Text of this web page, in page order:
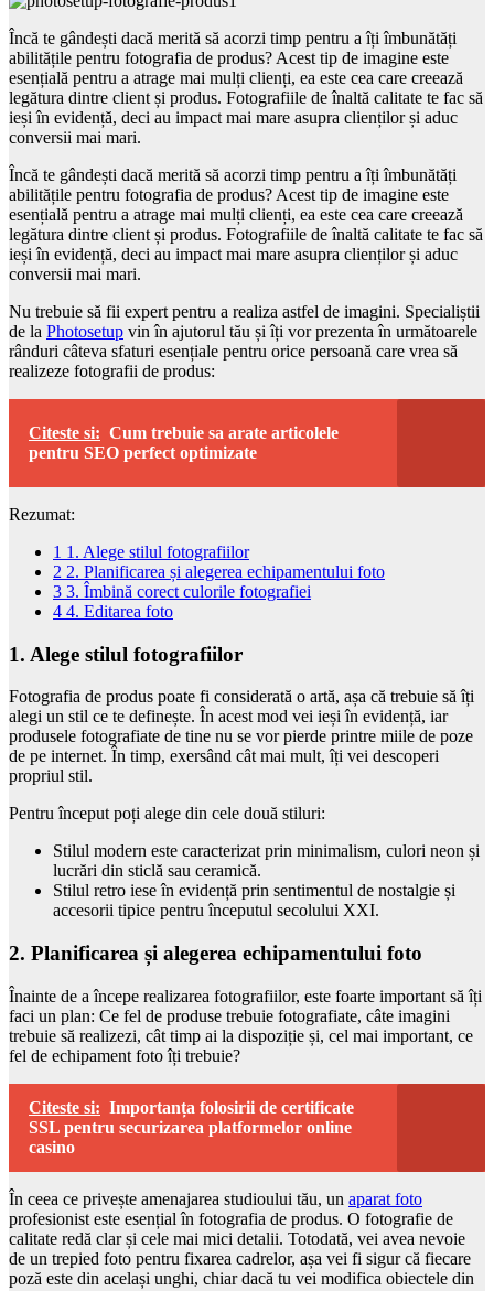
Încă te gândești dacă merită să acorzi timp pentru a îți îmbunătăți
abilitățile pentru fotografia de produs? Acest tip de imagine este
esențială pentru a atrage mai mulți clienți, ea este cea care creează
legătura dintre client și produs. Fotografiile de înaltă calitate te fac să
ieși în evidență, deci au impact mai mare asupra clienților și aduc
conversii mai mari.
Încă te gândești dacă merită să acorzi timp pentru a îți îmbunătăți
abilitățile pentru fotografia de produs? Acest tip de imagine este
esențială pentru a atrage mai mulți clienți, ea este cea care creează
legătura dintre client și produs. Fotografiile de înaltă calitate te fac să
ieși în evidență, deci au impact mai mare asupra clienților și aduc
conversii mai mari.
Nu trebuie să fii expert pentru a realiza astfel de imagini. Specialiștii
de la Photosetup vin în ajutorul tău și îți vor prezenta în următoarele
rânduri câteva sfaturi esențiale pentru orice persoană care vrea să
realizeze fotografii de produs:
Citeste si: Cum trebuie sa arate articolele
pentru SEO perfect optimizate
Rezumat:
1 1. Alege stilul fotografiilor
2 2. Planificarea și alegerea echipamentului foto
3 3. Îmbină corect culorile fotografiei
4 4. Editarea foto
1. Alege stilul fotografiilor
Fotografia de produs poate fi considerată o artă, așa că trebuie să îți
alegi un stil ce te definește. În acest mod vei ieși în evidență, iar
produsele fotografiate de tine nu se vor pierde printre miile de poze
de pe internet. În timp, exersând cât mai mult, îți vei descoperi
propriul stil.
Pentru început poți alege din cele două stiluri:
Stilul modern este caracterizat prin minimalism, culori neon și
lucrări din sticlă sau ceramică.
Stilul retro iese în evidență prin sentimentul de nostalgie și
accesorii tipice pentru începutul secolului XXI.
2. Planificarea și alegerea echipamentului foto
Înainte de a începe realizarea fotografiilor, este foarte important să îți
faci un plan: Ce fel de produse trebuie fotografiate, câte imagini
trebuie să realizezi, cât timp ai la dispoziție și, cel mai important, ce
fel de echipament foto îți trebuie?
Citeste si: Importanța folosirii de certificate
SSL pentru securizarea platformelor online
casino
În ceea ce privește amenajarea studioului tău, un aparat foto
profesionist este esențial în fotografia de produs. O fotografie de
calitate redă clar și cele mai mici detalii. Totodată, vei avea nevoie
de un trepied foto pentru fixarea cadrelor, așa vei fi sigur că fiecare
poză este din același unghi, chiar dacă tu vei modifica obiectele din